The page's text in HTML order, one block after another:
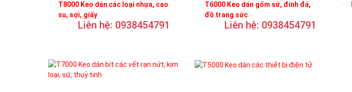
T8000 Keo dán các loại nhựa, cao
su, sợi, giấy
Liên hệ: 0938454791
T6000 Keo dán gốm sứ, đính đá,
đồ trang sức
Liên hệ: 0938454791